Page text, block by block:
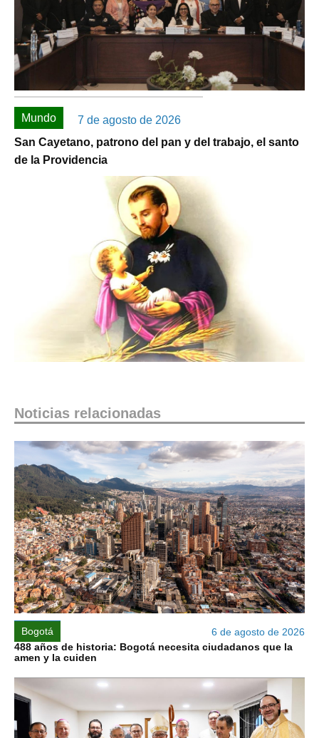
Mundo
7 de agosto de 2026
San Cayetano, patrono del pan y del trabajo, el santo
de la Providencia
Noticias relacionadas
Bogotá
6 de agosto de 2026
488 años de historia: Bogotá necesita ciudadanos que la
amen y la cuiden